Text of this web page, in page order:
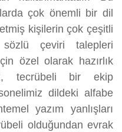
çok önemli bir dil
kişilerin çok çeşitli
çeviri talepleri
özel olarak hazırlık
tecrübeli bir ekip
dildeki alfabe
yazım yanlışları
olduğundan evrak